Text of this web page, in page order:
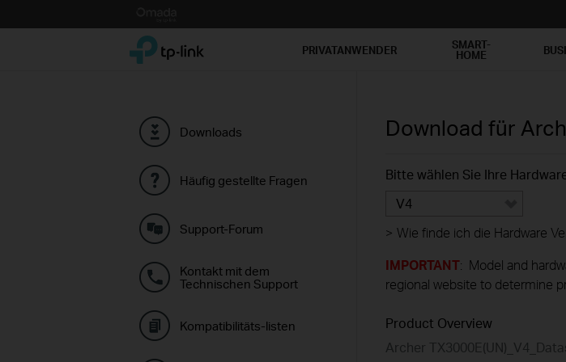
to
TP-Link, Reliably Smart PRIVATANWENDER SMART-
HOME
Downloads
Häufig gestellte Fragen
Support-Forum
Kontakt mit dem
Technischen Support
Kompatibilitäts-listen
Download für
Bitte wählen Sie Ihre
V4
> Wie finde ich die Hardware
IMPORTANT: Model and
regional website to determine
Product Overview
Archer